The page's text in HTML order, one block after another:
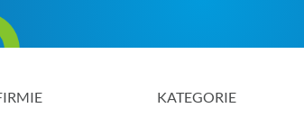
KATEGORIE